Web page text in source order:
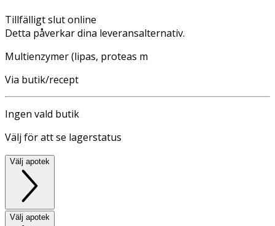
Tillfälligt slut online
Detta påverkar dina leveransalternativ.
Multienzymer (lipas, proteas m
Via butik/recept
Ingen vald butik
Välj för att se lagerstatus
Välj apotek
Välj apotek